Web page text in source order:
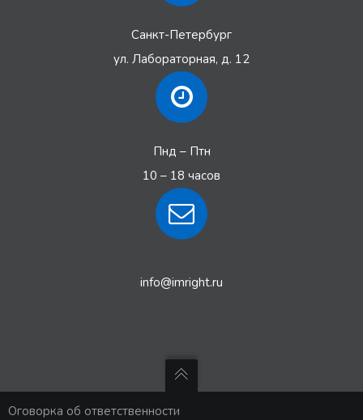
Санкт-Петербург
ул. Лабораторная, д. 12
Пнд – Птн
10 – 18 часов
info@imright.ru
Оговорка об ответственности